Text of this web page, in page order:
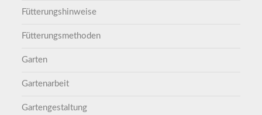
Fütterungshinweise
Fütterungsmethoden
Garten
Gartenarbeit
Gartengestaltung